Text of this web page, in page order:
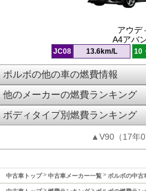
アウデ
A4アバ
JC08 13.6km/L 10
ボルボの他の車の燃費情報
他のメーカーの燃費ランキング
ボディタイプ別燃費ランキング
▲V90（17年
中古車トップ 中古車メーカー一覧 ボルボの中古